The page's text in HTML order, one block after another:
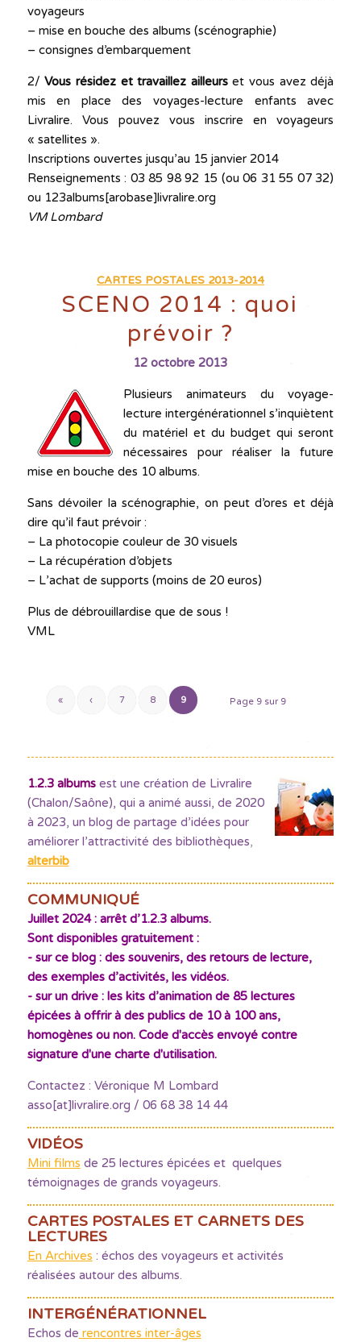
voyageurs
– mise en bouche des albums (scénographie)
– consignes d’embarquement
2/Vous résidez et travaillez ailleurset vous avez déjà
mis en place des voyages-lecture enfants avec
Livralire. Vous pouvez vous inscrire en voyageurs
« satellites ».
Inscriptions ouvertes jusqu’au 15 janvier 2014
Renseignements : 03 85 98 92 15 (ou 06 31 55 07 32)
ou 123albums[arobase]livralire.org
VM Lombard
CARTES POSTALES 2013-2014
SCENO 2014 : quoi
prévoir ?
12 octobre 2013
Plusieurs animateurs du voyage-
lecture intergénérationnel s’inquiètent
du matériel et du budget qui seront
nécessaires pour réaliser la future
mise en bouche des 10 albums.
Sans dévoiler la scénographie, on peut d’ores et déjà
dire qu’il faut prévoir :
– La photocopie couleur de 30 visuels
– La récupération d’objets
– L’achat de supports (moins de 20 euros)
Plus de débrouillardise que de sous !
VML
Page 9 sur 9
« ‹ 7 8 9
1.2.3 albumsest une création de Livralire
(Chalon/Saône), qui a animé aussi, de 2020
à 2023, un blog de partage d’idées pour
améliorer l’attractivité des bibliothèques,
alterbib
COMMUNIQUÉ
Juillet 2024 : arrêt d’1.2.3 albums.
Sont disponibles gratuitement :
- sur ce blog : des souvenirs, des retours de lecture,
des exemples d’activités, les vidéos.
- sur un drive : les kits d’animation de 85 lectures
épicées à offrir à des publics de 10 à 100 ans,
homogènes ou non. Code d'accès envoyé contre
signature d'une charte d'utilisation.
Contactez : Véronique M Lombard
asso[at]livralire.org / 06 68 38 14 44
VIDÉOS
Mini films de 25 lectures épicées et quelques
témoignages de grands voyageurs.
CARTES POSTALES ET CARNETS DES
LECTURES
En Archives : échos des voyageurs et activités
réalisées autour des albums.
INTERGÉNÉRATIONNEL
Echos de rencontres inter-âges